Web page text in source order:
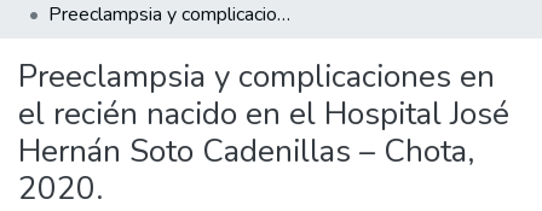
Statistics
Preeclampsia y complicaciones en el recién nacido en el Hospital José Hernán Soto Cadenillas – Chota, 2020.
Preeclampsia y complicaciones en
el recién nacido en el Hospital José
Hernán Soto Cadenillas – Chota,
2020.